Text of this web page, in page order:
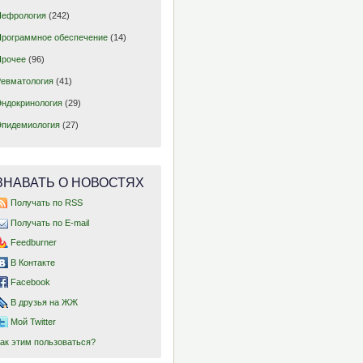
(242)
обеспечение (14)
(96)
(41)
(29)
(27)
О НОВОСТЯХ
Получать по RSS
Получать по E-mail
Feedburner
В Контакте
Facebook
В друзья на ЖЖ
Мой Twitter
этим пользоваться?